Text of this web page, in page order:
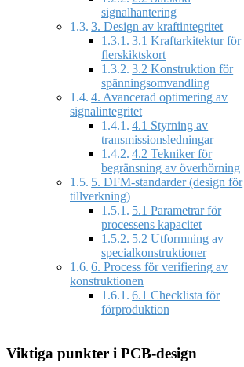
signalhantering
3. Design av kraftintegritet
3.1 Kraftarkitektur för
flerskiktskort
3.2 Konstruktion för
spänningsomvandling
4. Avancerad optimering av
signalintegritet
4.1 Styrning av
transmissionsledningar
4.2 Tekniker för
begränsning av överhörning
5. DFM-standarder (design för
tillverkning)
5.1 Parametrar för
processens kapacitet
5.2 Utformning av
specialkonstruktioner
6. Process för verifiering av
konstruktionen
6.1 Checklista för
förproduktion
Viktiga punkter i PCB-design